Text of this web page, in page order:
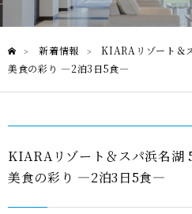
> 新着情報 >
KIARAリゾート＆
美食の彩り —2泊3日5食—
KIARAリゾート＆スパ浜名湖
美食の彩り —2泊3日5食—